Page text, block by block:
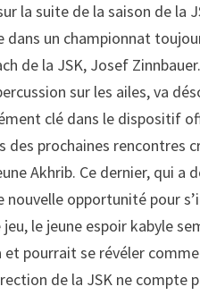
la suite de la saison de la
un championnat
de la JSK, Josef
sur les ailes, va
clé dans le dispositif
prochaines rencontres
Akhrib. Ce dernier, qui a
nouvelle opportunité pour
le jeune espoir kabyle
et pourrait se révéler
de la JSK ne compte